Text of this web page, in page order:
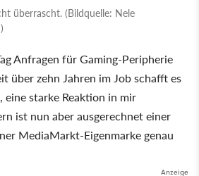
überrascht. (Bildquelle: Nele
Anfragen für Gaming-Peripherie
über zehn Jahren im Job schafft es
eine starke Reaktion in mir
ist nun aber ausgerechnet einer
MediaMarkt-Eigenmarke genau